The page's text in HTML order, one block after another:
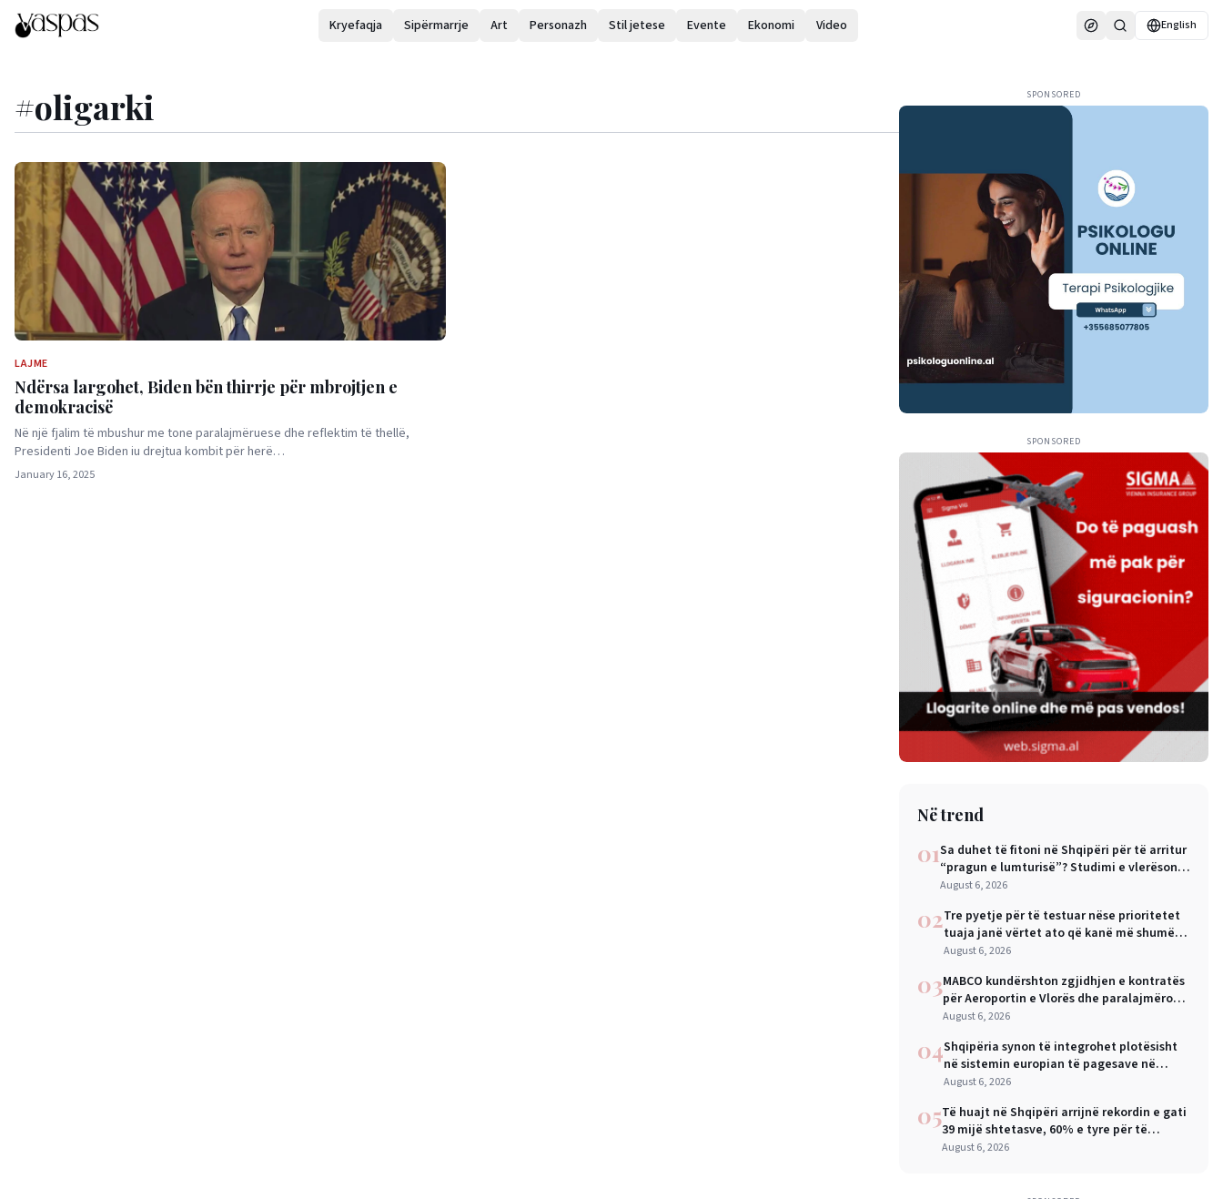
Kryefaqja Sipërmarrje Art Personazh Stil jetese Evente Ekonomi Video English
#oligarki
LAJME
Ndërsa largohet, Biden bën thirrje për mbrojtjen e
demokracisë
Në një fjalim të mbushur me tone paralajmëruese dhe reflektim të thellë,
Presidenti Joe Biden iu drejtua kombit për herë…
January 16, 2025
SPONSORED
SPONSORED
Në trend
01Sa duhet të fitoni në Shqipëri për të arritur
“pragun e lumturisë”? Studimi e vlerëson
në 28 mijë dollarë në vit
August 6, 2026
02Tre pyetje për të testuar nëse prioritetet
tuaja janë vërtet ato që kanë më shumë
rëndësi
August 6, 2026
03MABCO kundërshton zgjidhjen e kontratës
për Aeroportin e Vlorës dhe paralajmëron
arbitrazh ndërkombëtar
August 6, 2026
04Shqipëria synon të integrohet plotësisht
në sistemin europian të pagesave në
nëntor, Sejko: Kursime të mëdha për
August 6, 2026
05Të huajt në Shqipëri arrijnë rekordin e gati
39 mijë shtetasve, 60% e tyre për të
punuar
August 6, 2026